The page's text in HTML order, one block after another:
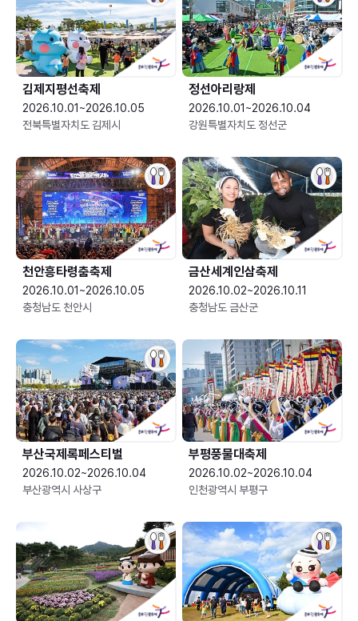
김제지평선축제
2026.10.01~2026.10.05
전북특별자치도 김제시
정선아리랑제
2026.10.01~2026.10.04
강원특별자치도 정선군
천안흥타령춤축제
2026.10.01~2026.10.05
충청남도 천안시
금산세계인삼축제
2026.10.02~2026.10.11
충청남도 금산군
부산국제록페스티벌
2026.10.02~2026.10.04
부산광역시 사상구
부평풍물대축제
2026.10.02~2026.10.04
인천광역시 부평구